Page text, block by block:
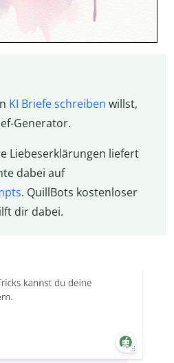
KI Briefe schreiben willst,
Generator.
Liebeserklärungen liefert
dabei auf
. QuillBots kostenloser
dir dabei.